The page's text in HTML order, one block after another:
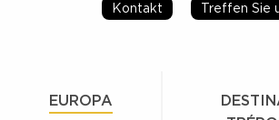
Kontakt Treffen Sie
EUROPA